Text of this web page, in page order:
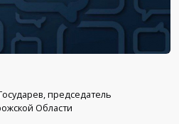
председатель
Области